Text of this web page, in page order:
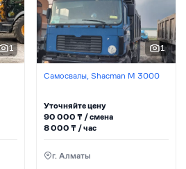
1 1
Самосвалы, Shacman М 3000
Уточняйте цену
90 000₸ / сменa
8 000₸ / час
г. Алматы